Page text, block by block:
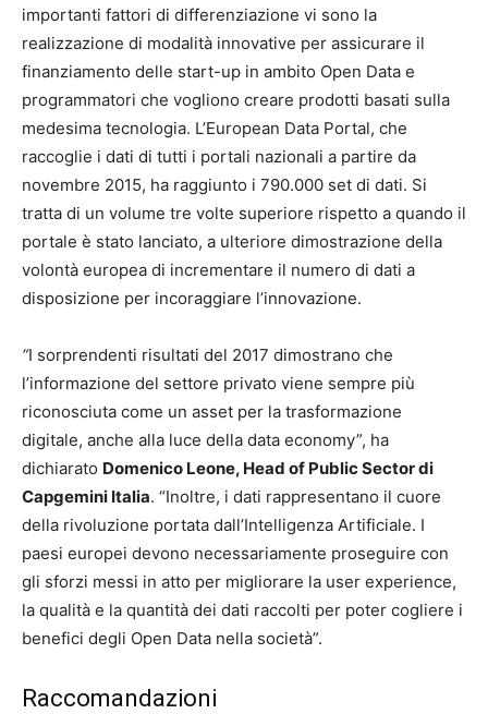
importanti fattori di differenziazione vi sono la
realizzazione di modalità innovative per assicurare il
finanziamento delle start-up in ambito Open Data e
programmatori che vogliono creare prodotti basati sulla
medesima tecnologia. L’European Data Portal, che
raccoglie i dati di tutti i portali nazionali a partire da
novembre 2015, ha raggiunto i 790.000 set di dati. Si
tratta di un volume tre volte superiore rispetto a quando il
portale è stato lanciato, a ulteriore dimostrazione della
volontà europea di incrementare il numero di dati a
disposizione per incoraggiare l’innovazione.
“I sorprendenti risultati del 2017 dimostrano che
l’informazione del settore privato viene sempre più
riconosciuta come un asset per la trasformazione
digitale, anche alla luce della data economy”, ha
dichiarato Domenico Leone, Head of Public Sector di
Capgemini Italia. “Inoltre, i dati rappresentano il cuore
della rivoluzione portata dall’Intelligenza Artificiale. I
paesi europei devono necessariamente proseguire con
gli sforzi messi in atto per migliorare la user experience,
la qualità e la quantità dei dati raccolti per poter cogliere i
benefici degli Open Data nella società”.
Raccomandazioni